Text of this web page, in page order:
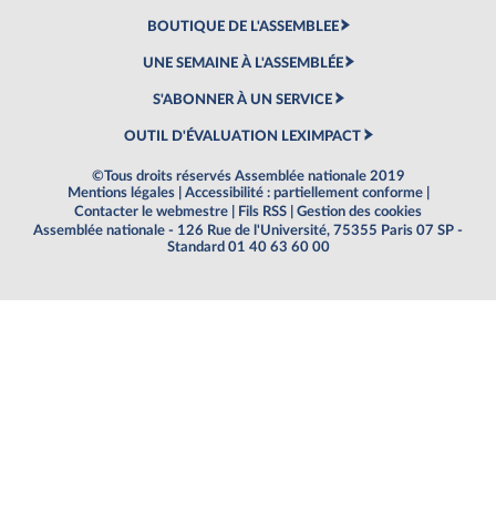
BOUTIQUE DE L'ASSEMBLEE
UNE SEMAINE À L'ASSEMBLÉE
S'ABONNER À UN SERVICE
OUTIL D'ÉVALUATION LEXIMPACT
©Tous droits réservés Assemblée nationale 2019
Mentions légales
Accessibilité : partiellement conforme
Contacter le webmestre
Fils RSS
Gestion des cookies
Assemblée nationale - 126 Rue de l'Université, 75355 Paris 07 SP -
Standard 01 40 63 60 00